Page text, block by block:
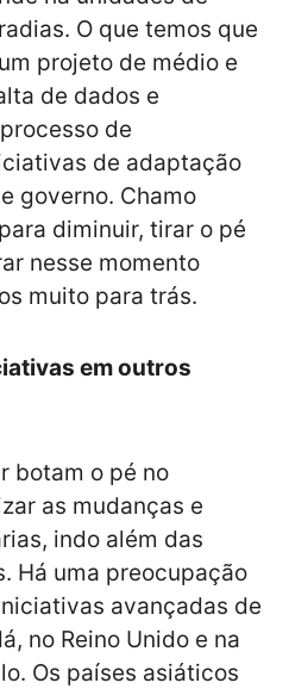
O que temos que
projeto de médio e
de dados e
de
de adaptação
governo. Chamo
diminuir, tirar o pé
nesse momento
muito para trás.
em outros
botam o pé no
as mudanças e
indo além das
Há uma preocupação
avançadas de
no Reino Unido e na
Os países asiáticos